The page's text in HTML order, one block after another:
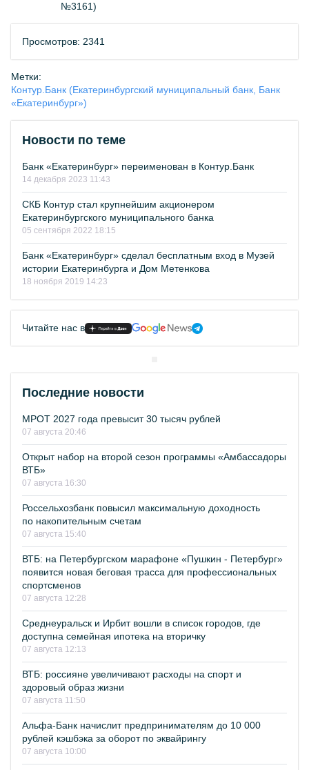
№3161)
Просмотров: 2341
Метки:
Контур.Банк (Екатеринбургский муниципальный банк, Банк
«Екатеринбург»)
Новости по теме
Банк «Екатеринбург» переименован в Контур.Банк
14 декабря 2023 11:43
СКБ Контур стал крупнейшим акционером
Екатеринбургского муниципального банка
05 сентября 2022 18:15
Банк «Екатеринбург» сделал бесплатным вход в Музей
истории Екатеринбурга и Дом Метенкова
18 ноября 2019 14:23
Читайте нас в
Последние новости
МРОТ 2027 года превысит 30 тысяч рублей
07 августа 20:46
Открыт набор на второй сезон программы «Амбассадоры
ВТБ»
07 августа 16:30
Россельхозбанк повысил максимальную доходность
по накопительным счетам
07 августа 15:40
ВТБ: на Петербургском марафоне «Пушкин - Петербург»
появится новая беговая трасса для профессиональных
спортсменов
07 августа 12:28
Среднеуральск и Ирбит вошли в список городов, где
доступна семейная ипотека на вторичку
07 августа 12:13
ВТБ: россияне увеличивают расходы на спорт и
здоровый образ жизни
07 августа 11:50
Альфа-Банк начислит предпринимателям до 10 000
рублей кэшбэка за оборот по эквайрингу
07 августа 10:00